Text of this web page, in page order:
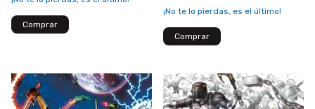
¡No te lo pierdas, es el último!